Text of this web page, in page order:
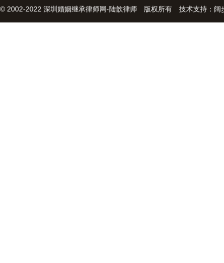
© 2002-2022 深圳婚姻继承律师网-陆歆律师 版权所有 技术支持： 阔